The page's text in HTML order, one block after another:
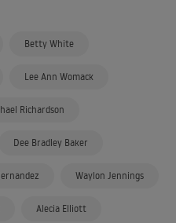
Betty White
Lee Ann Womack
Richardson
Dee Bradley Baker
Waylon Jennings
Alecia Elliott